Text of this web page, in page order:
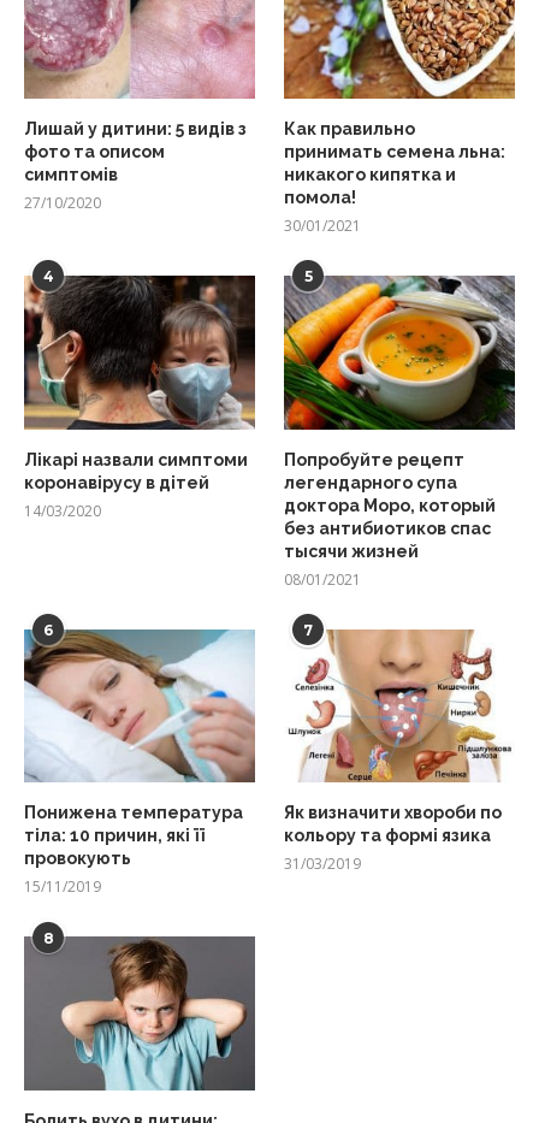
Лишай у дитини: 5 видів з
фото та описом
симптомів
27/10/2020
Как правильно
принимать семена льна:
никакого кипятка и
помола!
30/01/2021
4
Лікарі назвали симптоми
коронавірусу в дітей
14/03/2020
5
Попробуйте рецепт
легендарного супа
доктора Моро, который
без антибиотиков спас
тысячи жизней
08/01/2021
6
Понижена температура
тіла: 10 причин, які її
провокують
15/11/2019
7
Як визначити хвороби по
кольору та формі язика
31/03/2019
8